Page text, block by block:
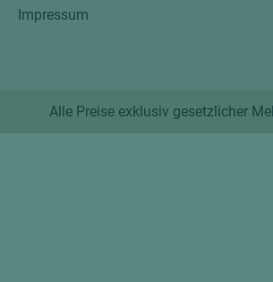
Impressum
Alle Preise exklusiv gesetzlicher